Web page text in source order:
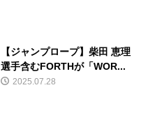
【ジャンプロープ】柴田 恵理
選手含むFORTHが「WOR...
2025.07.28